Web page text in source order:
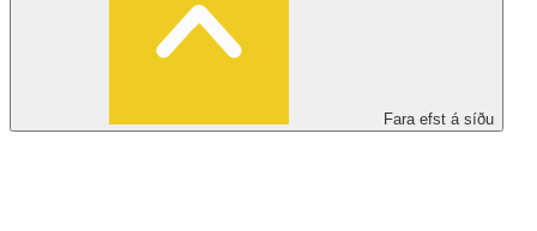
Fara efst á síðu